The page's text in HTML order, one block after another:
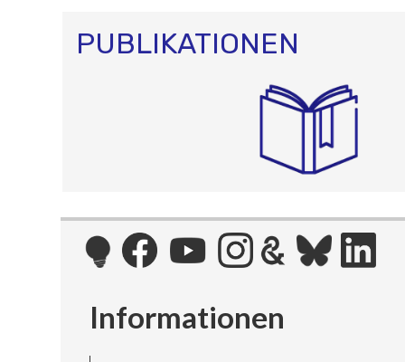
PUBLIKATIONEN
Informationen